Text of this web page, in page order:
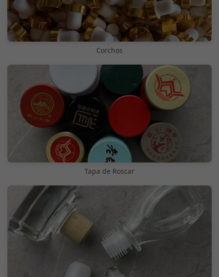
Corchos
Tapa de Roscar